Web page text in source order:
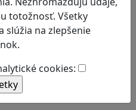
totožnosť. Všetky
slúžia na zlepšenie
cookies:
a Lízy vo
herné postavy
označiť priam za…